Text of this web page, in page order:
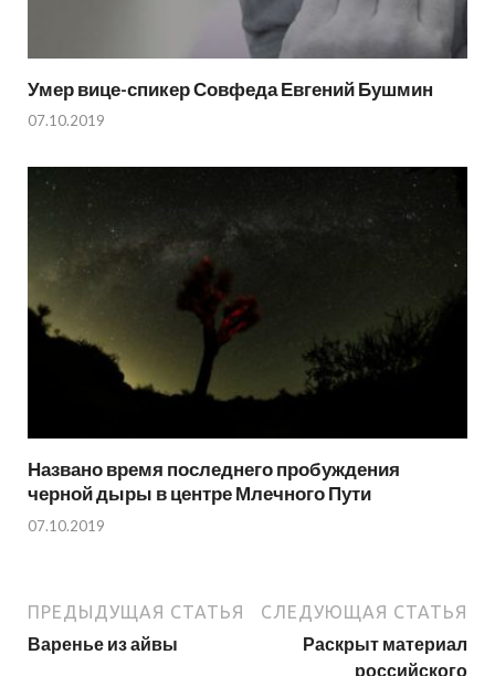
Умер вице-спикер Совфеда Евгений Бушмин
07.10.2019
Названо время последнего пробуждения
черной дыры в центре Млечного Пути
07.10.2019
ПРЕДЫДУЩАЯ СТАТЬЯ
Варенье из айвы
СЛЕДУЮЩАЯ СТАТЬЯ
Раскрыт материал
российского